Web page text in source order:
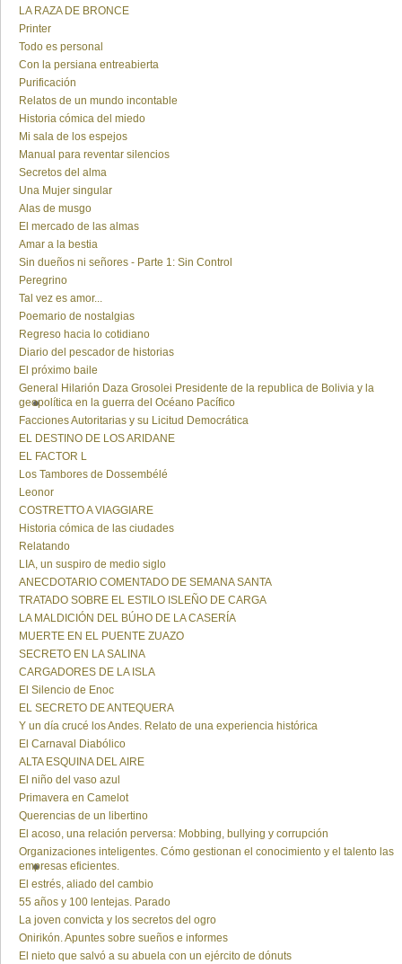
LA RAZA DE BRONCE
Printer
Todo es personal
Con la persiana entreabierta
Purificación
Relatos de un mundo incontable
Historia cómica del miedo
Mi sala de los espejos
Manual para reventar silencios
Secretos del alma
Una Mujer singular
Alas de musgo
El mercado de las almas
Amar a la bestia
Sin dueños ni señores - Parte 1: Sin Control
Peregrino
Tal vez es amor...
Poemario de nostalgias
Regreso hacia lo cotidiano
Diario del pescador de historias
El próximo baile
General Hilarión Daza Grosolei Presidente de la republica de Bolivia y la
geopolítica en la guerra del Océano Pacífico
Facciones Autoritarias y su Licitud Democrática
EL DESTINO DE LOS ARIDANE
EL FACTOR L
Los Tambores de Dossembélé
Leonor
COSTRETTO A VIAGGIARE
Historia cómica de las ciudades
Relatando
LIA, un suspiro de medio siglo
ANECDOTARIO COMENTADO DE SEMANA SANTA
TRATADO SOBRE EL ESTILO ISLEÑO DE CARGA
LA MALDICIÓN DEL BÚHO DE LA CASERÍA
MUERTE EN EL PUENTE ZUAZO
SECRETO EN LA SALINA
CARGADORES DE LA ISLA
El Silencio de Enoc
EL SECRETO DE ANTEQUERA
Y un día crucé los Andes. Relato de una experiencia histórica
El Carnaval Diabólico
ALTA ESQUINA DEL AIRE
El niño del vaso azul
Primavera en Camelot
Querencias de un libertino
El acoso, una relación perversa: Mobbing, bullying y corrupción
Organizaciones inteligentes. Cómo gestionan el conocimiento y el talento las
empresas eficientes.
El estrés, aliado del cambio
55 años y 100 lentejas. Parado
La joven convicta y los secretos del ogro
Onirikón. Apuntes sobre sueños e informes
El nieto que salvó a su abuela con un ejército de dónuts